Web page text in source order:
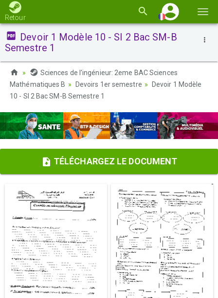
la
Retour
Devoir 1 Modèle 10 - SI 2 Bac SM-B
Semestre 1
Sciences de l'ingénieur: 2eme BAC Sciences
Mathématiques B
Devoirs 1er semestre
Devoir 1 Modèle
10 - SI 2 Bac SM-B Semestre 1
TÉLÉCHARGEZ LE DOCUMENT